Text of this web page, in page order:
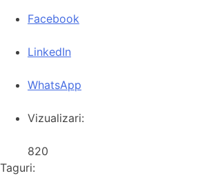
Facebook
LinkedIn
WhatsApp
Vizualizari:
820
Taguri: